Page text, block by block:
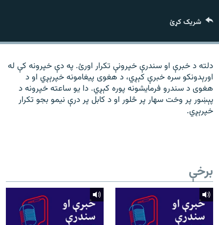
موږ وڅارئ
د ازادې اروپا راډیو ټولې ووبپاڼې
شریک کړئ
دلته د خبرې او سندرې خپرونې تکرار اورئ. په دې خپرونه کې له
اورېدونکو سره خبرې کېږي، د هغوی پیغامونه خپرېږي او د
هغوی د سندرو فرمایشونه پوره کېږي. دا یو ساعته خپرونه د
پېښور پر وخت سهار پر څلور او د کابل پر درې نیمو بجو تکرار
خپرېږي.
برخې